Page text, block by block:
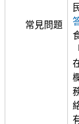
常見問題